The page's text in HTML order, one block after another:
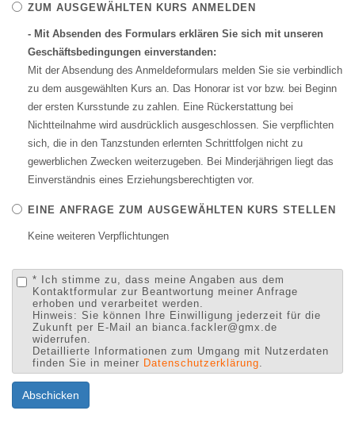
ZUM AUSGEWÄHLTEN KURS ANMELDEN
- Mit Absenden des Formulars erklären Sie sich mit unseren
Geschäftsbedingungen einverstanden:
Mit der Absendung des Anmeldeformulars melden Sie sie verbindlich
zu dem ausgewählten Kurs an. Das Honorar ist vor bzw. bei Beginn
der ersten Kursstunde zu zahlen. Eine Rückerstattung bei
Nichtteilnahme wird ausdrücklich ausgeschlossen. Sie verpflichten
sich, die in den Tanzstunden erlernten Schrittfolgen nicht zu
gewerblichen Zwecken weiterzugeben. Bei Minderjährigen liegt das
Einverständnis eines Erziehungsberechtigten vor.
EINE ANFRAGE ZUM AUSGEWÄHLTEN KURS STELLEN
Keine weiteren Verpflichtungen
* Ich stimme zu, dass meine Angaben aus dem
Kontaktformular zur Beantwortung meiner Anfrage
erhoben und verarbeitet werden.
Hinweis: Sie können Ihre Einwilligung jederzeit für die
Zukunft per E-Mail an bianca.fackler@gmx.de
widerrufen.
Detaillierte Informationen zum Umgang mit Nutzerdaten
finden Sie in meiner Datenschutzerklärung
Abschicken